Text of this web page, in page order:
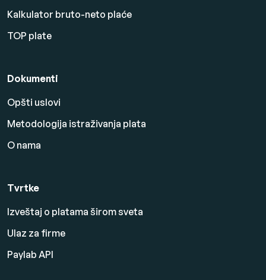
Kalkulator bruto-neto plaće
TOP plate
Dokumenti
Opšti uslovi
Metodologija istraživanja plata
O nama
Tvrtke
Izveštaj o platama širom sveta
Ulaz za firme
Paylab API